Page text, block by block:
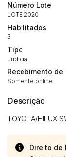
Número Lote
LOTE 2020
Habilitados
3
Tipo
Judicial
Recebimento de
Somente online
Descrição
TOYOTA/HILUX
Direito de